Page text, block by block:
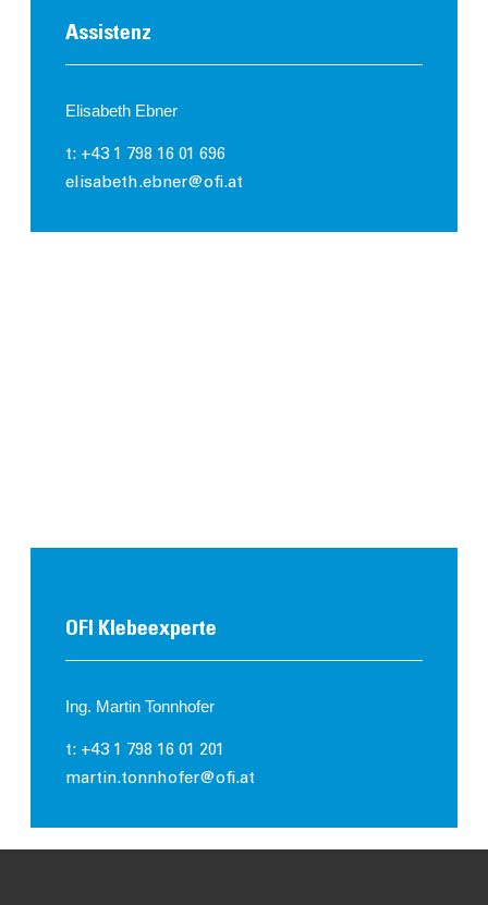
Assistenz
Elisabeth Ebner
t: +43 1 798 16 01 696
elisabeth.ebner@ofi.at
OFI Klebeexperte
Ing. Martin Tonnhofer
t: +43 1 798 16 01 201
martin.tonnhofer@ofi.at